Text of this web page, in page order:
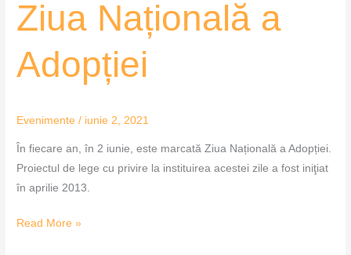
Ziua Națională a
Adopției
Evenimente / iunie 2, 2021
În fiecare an, în 2 iunie, este marcată Ziua Națională a Adopției.
Proiectul de lege cu privire la instituirea acestei zile a fost iniţiat
în aprilie 2013.
Ziua
Națională
Adopției
Read More »